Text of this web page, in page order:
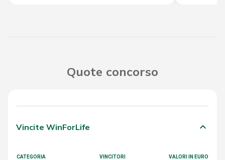
Quote concorso
Vincite WinForLife keyboard_arrow_down
CATEGORIA VINCITORI VALORI IN EURO